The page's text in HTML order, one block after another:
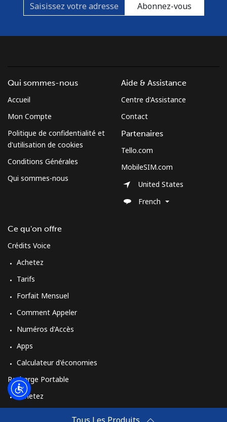
Abonnez-vous
Qui sommes-nous
Accueil
Mon Compte
Politique de confidentialité et
d'utilisation de cookies
Conditions Générales
Qui sommes-nous
Ce qu'on offre
Crédits Voice
Achetez
Tarifs
Forfait Mensuel
Comment Appeler
Numéros d'Accès
Apps
Calculateur d'économies
Recharge Portable
Achetez
Aide & Assistance
Centre d'Assistance
Contact
Partenaires
Tello.com
MobileSIM.com
United States
French